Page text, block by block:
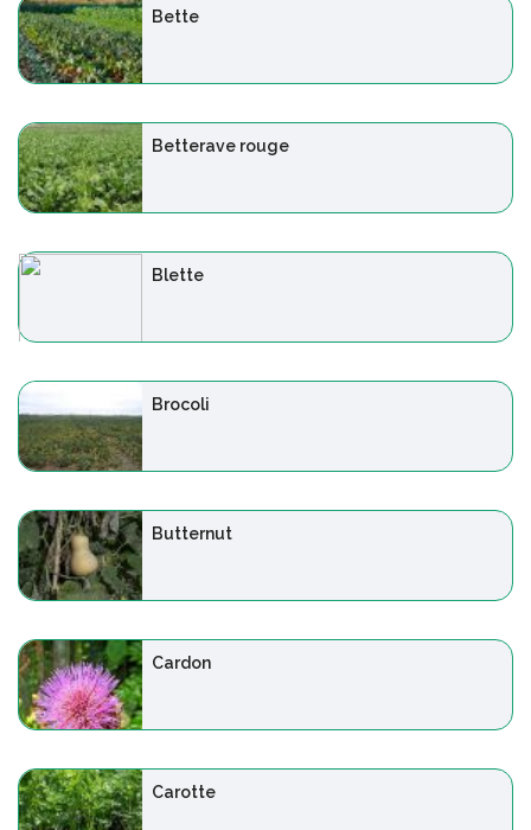
Bette
Betterave rouge
Blette
Brocoli
Butternut
Cardon
Carotte